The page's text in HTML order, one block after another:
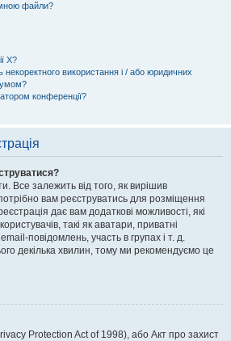
мною файли?
X?
некоректного використання і / або юридичних
конференції?
Все залежить від того, як вирішив
вам реєструватись для розміщення
дає вам додаткові можливості, які
такі як аватари, приватні
повідомлень, участь в групах і т. д.
декілька хвилин, тому ми рекомендуємо це
Protection Act of 1998), або Акт про захист